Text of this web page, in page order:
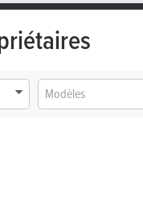
Modèles